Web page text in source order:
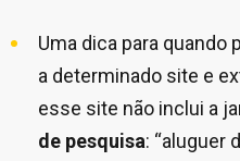
Uma dica para quando
a determinado site e
esse site não inclui a
de pesquisa: “aluguer